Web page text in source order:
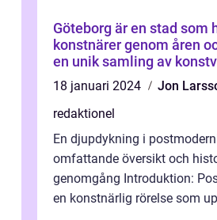
Göteborg är en stad som
konstnärer genom åren
en unik samling av
representerar staden
18 januari 2024
Jon
redaktionel
En djupdykning i
omfattande översikt och
genomgång Introduktion:
en konstnärlig rörelse som